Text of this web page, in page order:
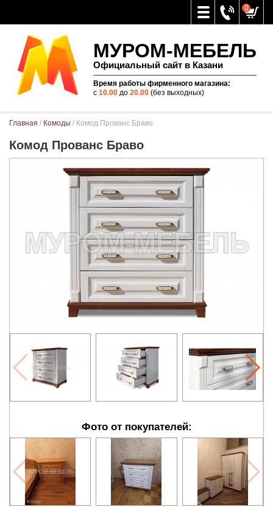
0
МУРОМ-МЕБЕЛЬ
Официальный сайт в Казани
Время работы фирменного магазина:
с 10.00до 20.00(без выходных)
Вы здесь
Главная / Комоды / Комод Прованс Браво
Комод Прованс Браво
Фото от покупателей: